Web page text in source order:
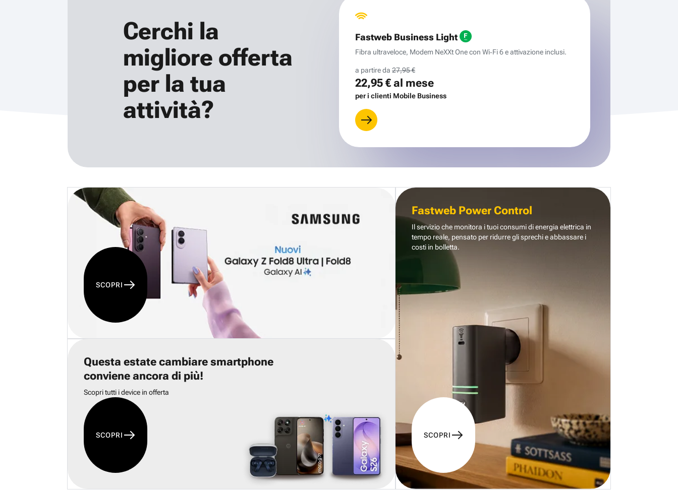
Cerchi la
migliore offerta
per la tua
attività?
Fastweb Business Light
Fibra ultraveloce, Modem NeXXt One con Wi‑Fi 6 e attivazione inclusi.
a partire da 27,95 €
22,95 €al mese
per i clienti Mobile Business
SCOPRI
Questa estate cambiare smartphone
conviene ancora di più!
Scopri tutti i device in offerta
SCOPRI
Fastweb Power Control
Il servizio che monitora i tuoi consumi di energia elettrica in
tempo reale, pensato per ridurre gli sprechi e abbassare i
costi in bolletta.
SCOPRI